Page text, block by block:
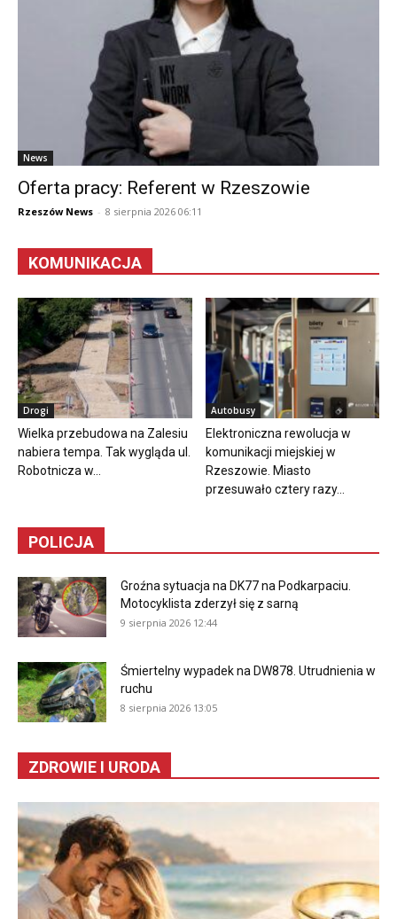
News
Oferta pracy: Referent w Rzeszowie
Rzeszów News - 8 sierpnia 2026 06:11
KOMUNIKACJA
Drogi
Wielka przebudowa na Zalesiu
nabiera tempa. Tak wygląda ul.
Robotnicza w...
Autobusy
Elektroniczna rewolucja w
komunikacji miejskiej w
Rzeszowie. Miasto
przesuwało cztery razy...
POLICJA
Groźna sytuacja na DK77 na Podkarpaciu.
Motocyklista zderzył się z sarną
9 sierpnia 2026 12:44
Śmiertelny wypadek na DW878. Utrudnienia w
ruchu
8 sierpnia 2026 13:05
ZDROWIE I URODA